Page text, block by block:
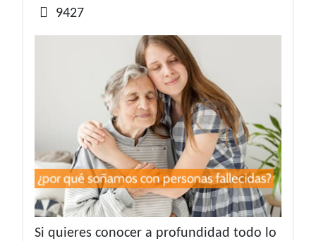
9427
Si quieres conocer a profundidad todo lo